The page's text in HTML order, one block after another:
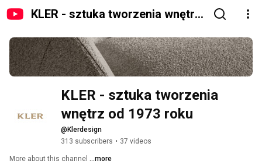
KLER - sztuka tworzenia wnętrz
KLER - sztuka tworzenia
wnętrz od 1973 roku
@Klerdesign
313 subscribers • 37 videos
More about this channel ...more